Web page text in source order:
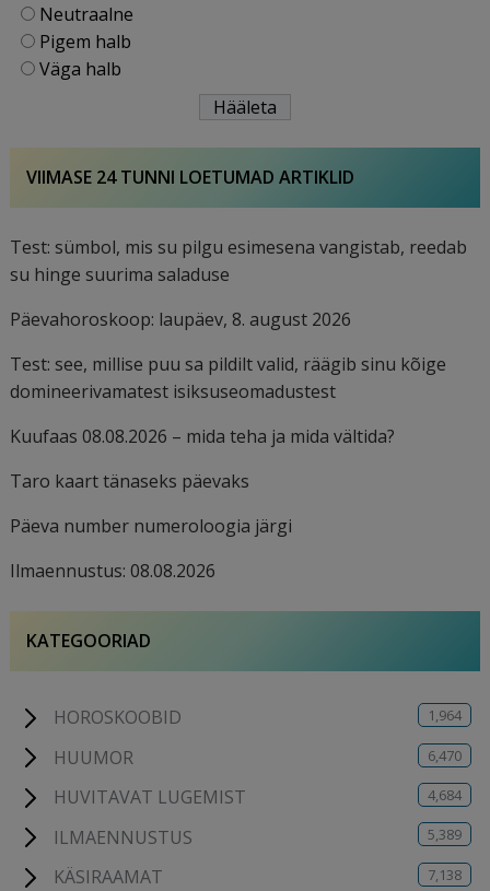
Neutraalne
Pigem halb
Väga halb
VIIMASE 24 TUNNI LOETUMAD ARTIKLID
Test: sümbol, mis su pilgu esimesena vangistab, reedab
su hinge suurima saladuse
Päevahoroskoop: laupäev, 8. august 2026
Test: see, millise puu sa pildilt valid, räägib sinu kõige
domineerivamatest isiksuseomadustest
Kuufaas 08.08.2026 – mida teha ja mida vältida?
Taro kaart tänaseks päevaks
Päeva number numeroloogia järgi
Ilmaennustus: 08.08.2026
KATEGOORIAD
HOROSKOOBID 1,964
HUUMOR 6,470
HUVITAVAT LUGEMIST 4,684
ILMAENNUSTUS 5,389
KÄSIRAAMAT 7,138